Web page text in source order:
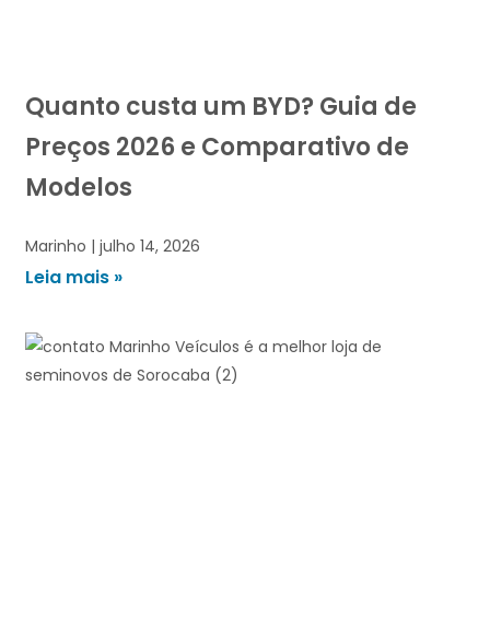
Quanto custa um BYD? Guia de
Preços 2026 e Comparativo de
Modelos
Marinho julho 14, 2026
Leia mais »